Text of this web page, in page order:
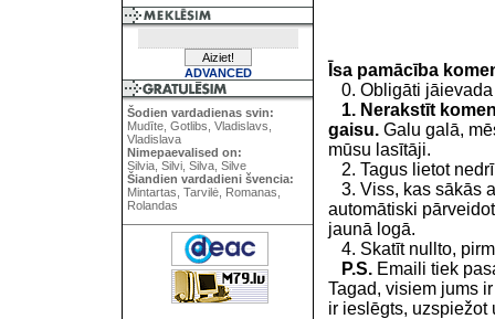
ADVANCED
Šodien vardadienas svin:
Mudīte, Gotlibs, Vladislavs,
Vladislava
Nimepaevalised on:
Silvia, Silvi, Silva, Silve
Šiandien vardadieni švencia:
Mintartas, Tarvilė, Romanas,
Rolandas
Īsa pamācība
0. Obligāti jāievada
1. Nerakstīt
gaisu. Galu galā,
mūsu lasītāji.
2. Tagus lietot
3. Viss, kas sākās
automātiski
jaunā logā.
4. Skatīt nullto,
P.S. Emaili tiek
Tagad, visiem jums
ir ieslēgts, uzspiežot